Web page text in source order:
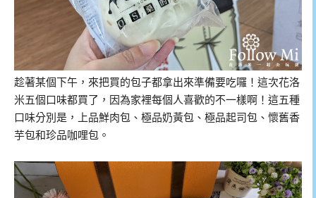
趁著某個下午，來把買的包子都拿出來準備要吃囉！這次花洛
米五個口味都買了，因為家裡每個人喜歡的不一樣啊！這五種
口味分別是，上品鮮肉包、極品奶黃包、極品起司包、懷舊香
芋包和珍品咖哩包。